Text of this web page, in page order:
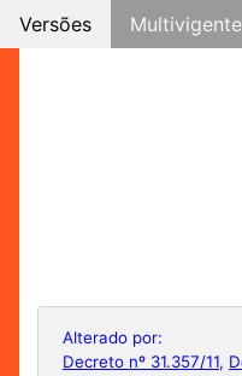
Versões Multivigente
Alterado por:
Decreto nº 31.357/11,